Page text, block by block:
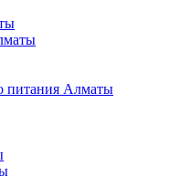
питания Алматы